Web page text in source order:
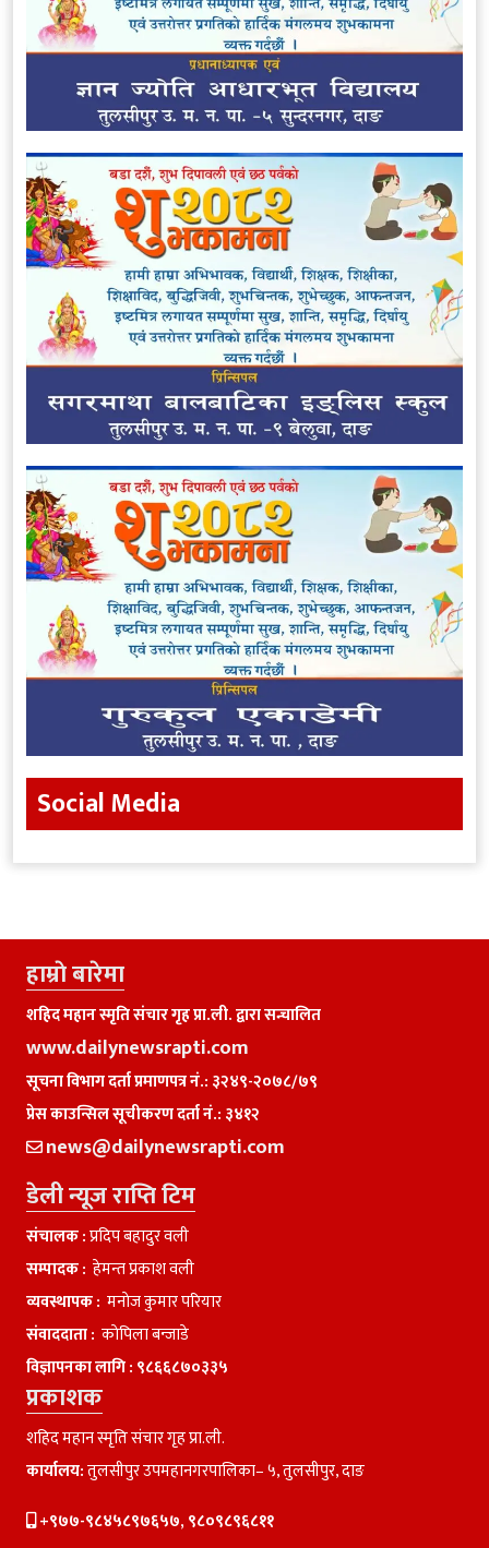
Social Media
हाम्राे बारेमा
शहिद महान स्मृति संचार गृह प्रा.ली. द्वारा सन्चालित
www.dailynewsrapti.com
सूचना विभाग दर्ता प्रमाणपत्र नं.: ३२४९-२०७८/७९
प्रेस काउन्सिल सूचीकरण दर्ता नं.: ३४१२
news@dailynewsrapti.com
डेली न्यूज राप्ति टिम
संचालक :प्रदिप बहादुर वली
सम्पादक : हेमन्त प्रकाश वली
व्यवस्थापक : मनाेज कुमार परियार
संवाददाता : काेपिला बन्जाडे
विज्ञापनका लागि : ९८६६८७०३३५
प्रकाशक
शहिद महान स्मृति संचार गृह प्रा.ली.
कार्यालय:तुलसीपुर उपमहानगरपालिका– ५, तुलसीपुर, दाङ
+९७७-९८४५८९७६५७, ९८०९८९६८११